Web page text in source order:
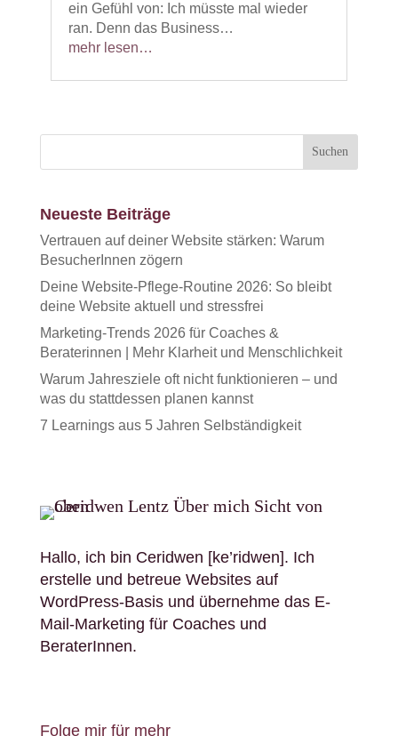
ein Gefühl von: Ich müsste mal wieder
ran. Denn das Business…
mehr lesen…
Neueste Beiträge
Vertrauen auf deiner Website stärken: Warum
BesucherInnen zögern
Deine Website-Pflege-Routine 2026: So bleibt
deine Website aktuell und stressfrei
Marketing-Trends 2026 für Coaches &
Beraterinnen | Mehr Klarheit und Menschlichkeit
Warum Jahresziele oft nicht funktionieren – und
was du stattdessen planen kannst
7 Learnings aus 5 Jahren Selbständigkeit
Hallo, ich bin Ceridwen [ke’ridwen]. Ich
erstelle und betreue Websites auf
WordPress-Basis und übernehme das E-
Mail-Marketing für Coaches und
BeraterInnen.
Folge mir für mehr